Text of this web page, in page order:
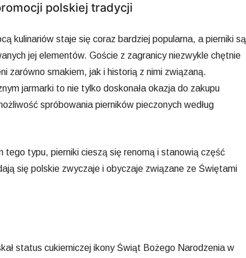
polskiej tradycji
kulinariów staje się coraz bardziej popularna, a pierniki są
jej elementów. Goście z zagranicy niezwykle chętnie
zarówno smakiem, jak i historią z nimi związaną.
jarmarki to nie tylko doskonała okazja do zakupu
spróbowania pierników pieczonych według
tego typu, pierniki cieszą się renomą i stanowią część
się polskie zwyczaje i obyczaje związane ze Świętami
status cukierniczej ikony Świąt Bożego Narodzenia w